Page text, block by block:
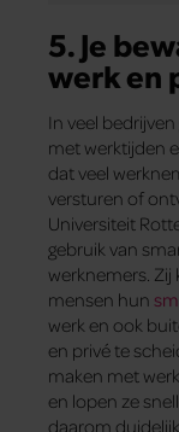
5. Je
werk en
In veel
met werktijden
dat veel
versturen of
Universiteit
gebruik van
werknemers.
mensen hun
werk en ook
en privé te
maken met
en lopen ze
daarom